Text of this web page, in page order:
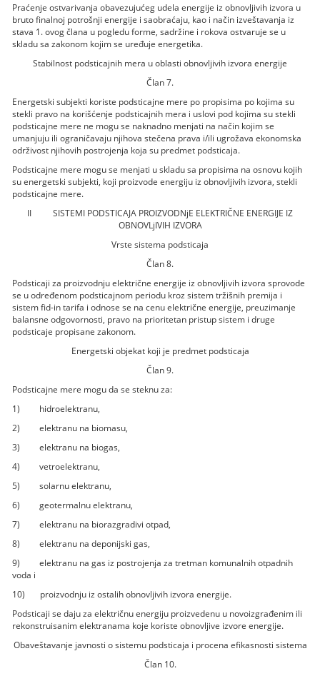
Praćenje ostvarivanja obavezujućeg udela energije iz obnovljivih izvora u
bruto finalnoj potrošnji energije i saobraćaju, kao i način izveštavanja iz
stava 1. ovog člana u pogledu forme, sadržine i rokova ostvaruje se u
skladu sa zakonom kojim se uređuje energetika.
Stabilnost podsticajnih mera u oblasti obnovljivih izvora energije
Član 7.
Energetski subjekti koriste podsticajne mere po propisima po kojima su
stekli pravo na korišćenje podsticajnih mera i uslovi pod kojima su stekli
podsticajne mere ne mogu se naknadno menjati na način kojim se
umanjuju ili ograničavaju njihova stečena prava i/ili ugrožava ekonomska
održivost njihovih postrojenja koja su predmet podsticaja.
Podsticajne mere mogu se menjati u skladu sa propisima na osnovu kojih
su energetski subjekti, koji proizvode energiju iz obnovljivih izvora, stekli
podsticajne mere.
II SISTEMI PODSTICAJA PROIZVODNjE ELEKTRIČNE ENERGIJE IZ
OBNOVLjIVIH IZVORA
Vrste sistema podsticaja
Član 8.
Podsticaji za proizvodnju električne energije iz obnovljivih izvora sprovode
se u određenom podsticajnom periodu kroz sistem tržišnih premija i
sistem fid-in tarifa i odnose se na cenu električne energije, preuzimanje
balansne odgovornosti, pravo na prioritetan pristup sistem i druge
podsticaje propisane zakonom.
Energetski objekat koji je predmet podsticaja
Član 9.
Podsticajne mere mogu da se steknu za:
1) hidroelektranu,
2) elektranu na biomasu,
3) elektranu na biogas,
4) vetroelektranu,
5) solarnu elektranu,
6) geotermalnu elektranu,
7) elektranu na biorazgradivi otpad,
8) elektranu na deponijski gas,
9) elektranu na gas iz postrojenja za tretman komunalnih otpadnih
voda i
10) proizvodnju iz ostalih obnovljivih izvora energije.
Podsticaji se daju za električnu energiju proizvedenu u novoizgrađenim ili
rekonstruisanim elektranama koje koriste obnovljive izvore energije.
Obaveštavanje javnosti o sistemu podsticaja i procena efikasnosti sistema
Član 10.